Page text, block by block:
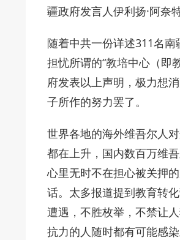
疆政府发言人伊利扬·阿奈
随着中共一份详述311名南
担忧所谓的“教培中心（即
府发表以上声明，极力想
子所作的努力罢了。
世界各地的海外维吾尔人
都在上升，国内数百万维
心里无时不在担心被关押
话。太多报道提到教育转
遭遇，不胜枚举，不禁让
抗力的人随时都有可能感染